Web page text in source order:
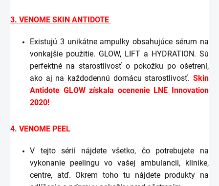
3. VENOME SKIN ANTIDOTE
Existujú 3 unikátne ampulky obsahujúce sérum na
vonkajšie použitie. GLOW, LIFT a HYDRATION. Sú
perfektné na starostlivosť o pokožku po ošetrení,
ako aj na každodennú domácu starostlivosť. Skin
Antidote GLOW získala ocenenie LNE Innovation
2020!
4. VENOME PEEL
V tejto sérií nájdete všetko, čo potrebujete na
vykonanie peelingu vo vašej ambulancii, klinike,
centre, atď. Okrem toho tu nájdete produkty na